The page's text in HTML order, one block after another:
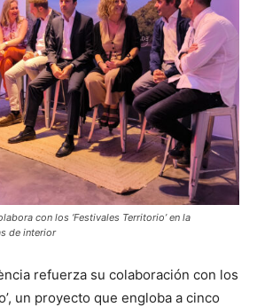
con los ‘Festivales Territorio’ en la
de interior
refuerza su colaboración con los
un proyecto que engloba a cinco